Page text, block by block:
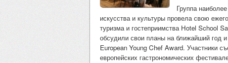
Группа
искусства и культуры провела свою
туризма и гостеприимства Hotel School
обсудили свои планы на ближайший год
European Young Chef Award. Участники
европейских гастрономических